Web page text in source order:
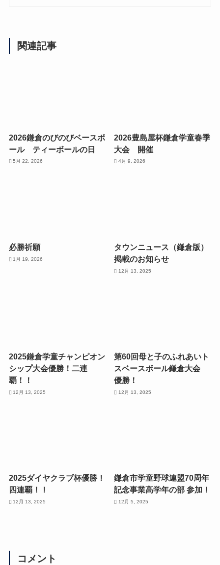
関連記事
2026鎌倉のびのびベースボ
ール ティーボールの日
5月 22, 2026
2026豊島屋杯鎌倉学童春季
大会 開催
4月 9, 2026
必勝祈願
1月 19, 2026
タウンニュース（鎌倉版）
掲載のお知らせ
12月 13, 2025
2025鎌倉学童チャンピオン
シップ大会優勝！二連
覇！！
12月 13, 2025
第60回母と子のふれあいト
スベースボール鎌倉大会
優勝！
12月 13, 2025
2025ダイヤクラブ杯優勝！
四連覇！！
12月 13, 2025
鎌倉市学童野球連盟70周年
記念事業高学年の部 参加！
12月 5, 2025
コメント